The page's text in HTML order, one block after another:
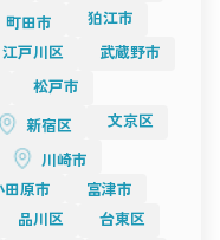
っていきます。
なるでしょう。
は、
エスタジオ。
撮影者の意図を最大限
ーション、展示撮影な
じられる場所。
出にも馴染む柔軟性が
――
の一棟です。
町田市
狛江市
江戸川区
武蔵野市
松戸市
新宿区
文京区
川崎市
田原市
富津市
品川区
台東区